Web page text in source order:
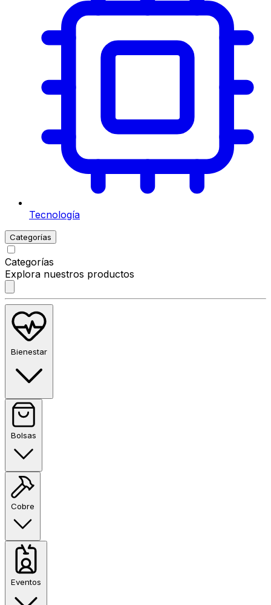
Tecnología
Categorías
Categorías
Explora nuestros productos
Bienestar
Bolsas
Cobre
Eventos